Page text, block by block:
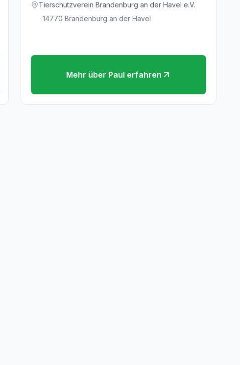
Tierschutzverein Brandenburg an der Havel e.V.
14770 Brandenburg an der Havel
Mehr über Paul erfahren